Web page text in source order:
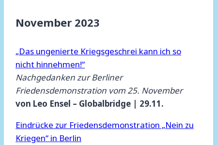
November 2023
„Das ungenierte Kriegsgeschrei kann ich so
nicht hinnehmen!“
Nachgedanken zur Berliner
Friedensdemonstration vom 25. November
von Leo Ensel – Globalbridge | 29.11.
Eindrücke zur Friedensdemonstration „Nein zu
Kriegen“ in Berlin